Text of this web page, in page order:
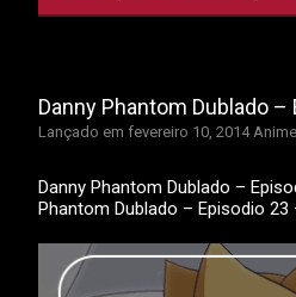
Danny Phantom Dublado
Lançado em fevereiro 10, 2014
Danny Phantom Dublado –
Phantom Dublado – Episodio